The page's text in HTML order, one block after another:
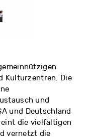
Kulturzentren. Die
und
und Deutschland
die vielfältigen
vernetzt die